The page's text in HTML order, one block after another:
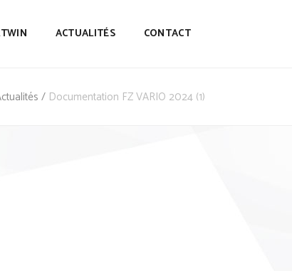
ACTUALITÉS CONTACT
/ Documentation FZ VARIO 2024 (1)